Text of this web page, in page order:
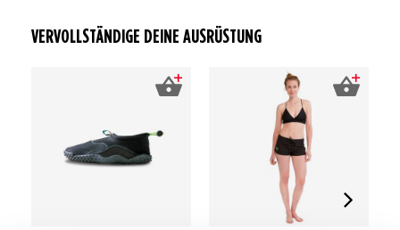
VERVOLLSTÄNDIGE DEINE AUSRÜSTUNG